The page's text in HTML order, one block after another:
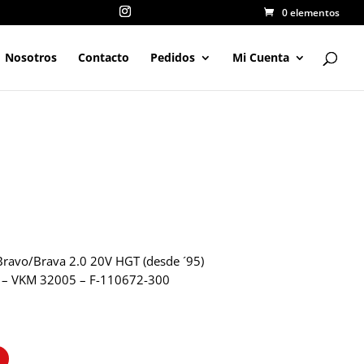
0 elementos
Nosotros Contacto Pedidos Mi Cuenta
Brava 2.0 20V HGT (desde ´95)
VKM 32005 – F-110672-300